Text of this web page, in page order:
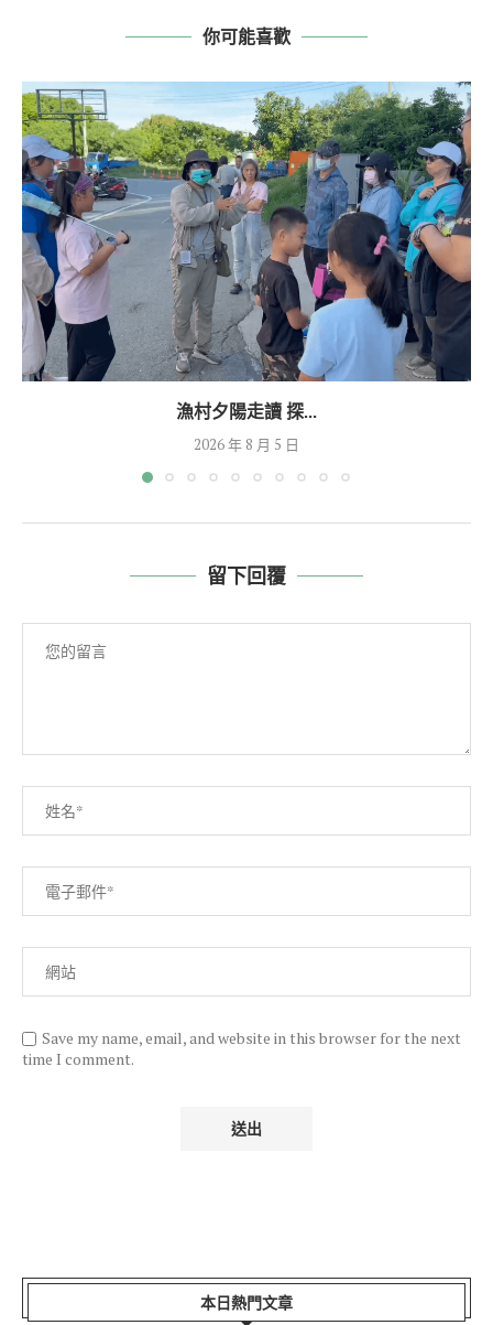
你可能喜歡
漁村夕陽走讀 探...
2026 年 8 月 5 日
留下回覆
Save my name, email, and website in this browser for the next
time I comment.
本日熱門文章